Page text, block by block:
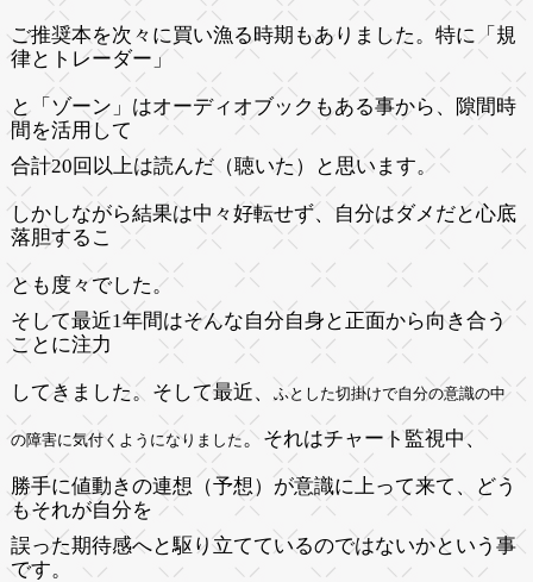
ご推奨本を次々に買い漁る時期もありました。特に「 規
律とトレーダー」
と「ゾーン」はオーディオブックもある事から、隙間時
間を活用して
合計20回以上は読んだ（聴いた）と思います。
しかしながら結果は中々好転せず、自分はダメだと心底
落胆するこ
とも度々でした。
そして最近1年間はそんな自分自身と正面から向き合う
ことに注力
してきました。そして最近、 ふとした切掛けで自分の意識の中
の障害に気付くようになりました。それはチャート監視中、
勝手に値動きの連想（予想） が意識に上って来て、どう
もそれが自分を
誤った期待感へと駆り立てているのではないかという事
です。